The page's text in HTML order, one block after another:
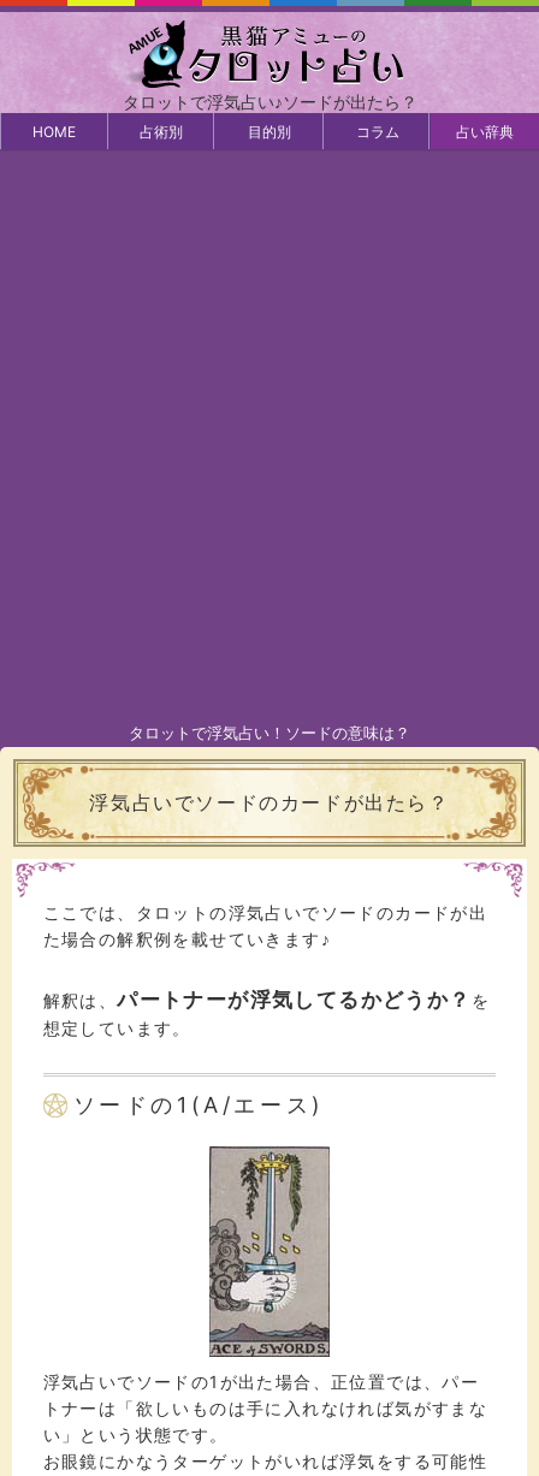
タロットで浮気占い♪ソードが出たら？
HOME 占術別 目的別 コラム 占い辞典
タロットで浮気占い！ソードの意味は？
浮気占いでソードのカードが出たら？
ここでは、タロットの浮気占いでソードのカードが出
た場合の解釈例を載せていきます♪
解釈は、パートナーが浮気してるかどうか？ を
想定しています。
ソードの1(A/エース)
浮気占いでソードの1が出た場合、正位置では、パー
トナーは「欲しいものは手に入れなければ気がすまな
い」という状態です。
お眼鏡にかなうターゲットがいれば浮気をする可能性